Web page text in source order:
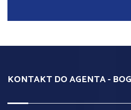
KONTAKT DO AGENTA -